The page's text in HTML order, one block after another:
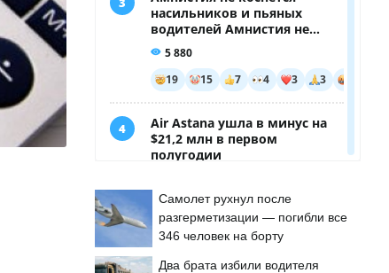
Самолет рухнул после
разгерметизации — погибли все
346 человек на борту
Два брата избили водителя